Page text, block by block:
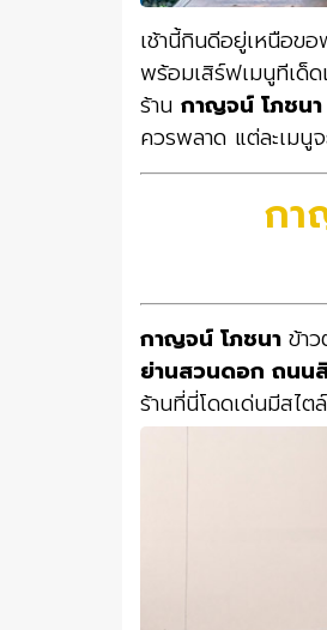
เช้านี้กินดีอยู่เหนือข
พร้อมเสิร์ฟเมนูทีเด็
ร้าน กาญจน์ โภชน
ควรพลาด แต่ละเมนู
กา
กาญจน์ โภชนา ข้า
ย่านสวนดอก ถนน
ร้านที่นี่โดดเด่นมีสไต